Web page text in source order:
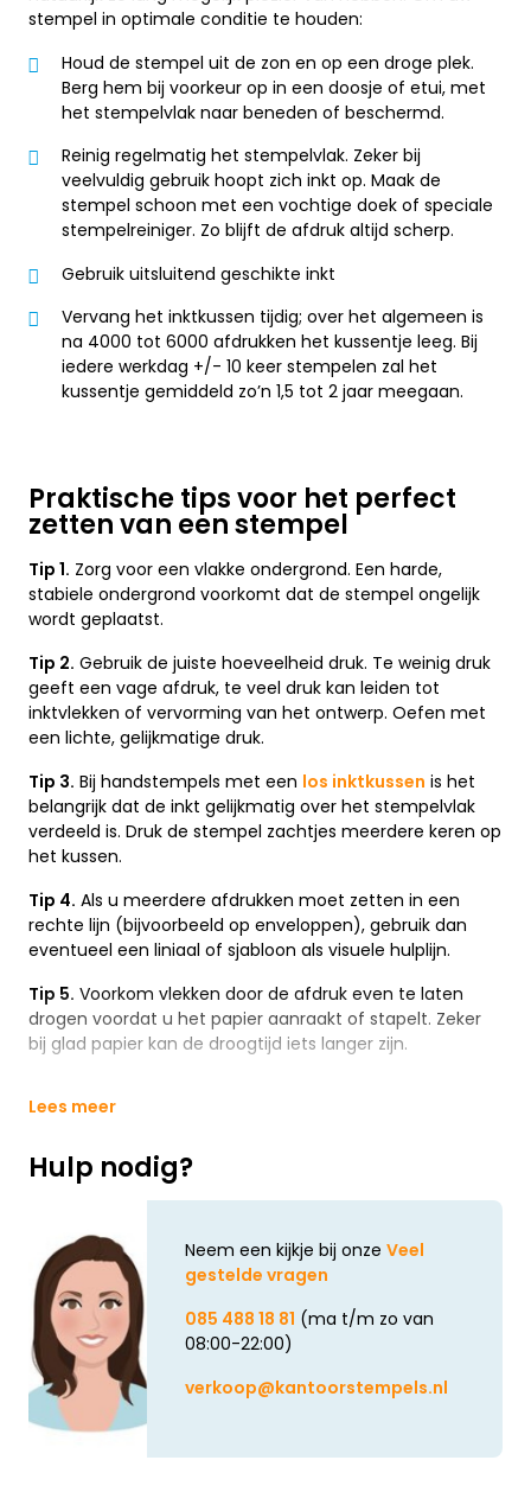
stempel in optimale conditie te houden:
Houd de stempel uit de zon en op een droge plek.
Berg hem bij voorkeur op in een doosje of etui, met
het stempelvlak naar beneden of beschermd.
Reinig regelmatig het stempelvlak. Zeker bij
veelvuldig gebruik hoopt zich inkt op. Maak de
stempel schoon met een vochtige doek of speciale
stempelreiniger. Zo blijft de afdruk altijd scherp.
Gebruik uitsluitend geschikte inkt
Vervang het inktkussen tijdig; over het algemeen is
na 4000 tot 6000 afdrukken het kussentje leeg. Bij
iedere werkdag +/- 10 keer stempelen zal het
kussentje gemiddeld zo’n 1,5 tot 2 jaar meegaan.
Praktische tips voor het perfect
zetten van een stempel
Tip 1. Zorg voor een vlakke ondergrond. Een harde,
stabiele ondergrond voorkomt dat de stempel ongelijk
wordt geplaatst.
Tip 2. Gebruik de juiste hoeveelheid druk. Te weinig druk
geeft een vage afdruk, te veel druk kan leiden tot
inktvlekken of vervorming van het ontwerp. Oefen met
een lichte, gelijkmatige druk.
Tip 3. Bij handstempels met een los inktkussen is het
belangrijk dat de inkt gelijkmatig over het stempelvlak
verdeeld is. Druk de stempel zachtjes meerdere keren op
het kussen.
Tip 4. Als u meerdere afdrukken moet zetten in een
rechte lijn (bijvoorbeeld op enveloppen), gebruik dan
eventueel een liniaal of sjabloon als visuele hulplijn.
Tip 5. Voorkom vlekken door de afdruk even te laten
drogen voordat u het papier aanraakt of stapelt. Zeker
bij glad papier kan de droogtijd iets langer zijn.
Lees meer
Hulp nodig?
Neem een kijkje bij onze Veel
gestelde vragen
085 488 18 81 (ma t/m zo van
08:00-22:00)
verkoop@kantoorstempels.nl